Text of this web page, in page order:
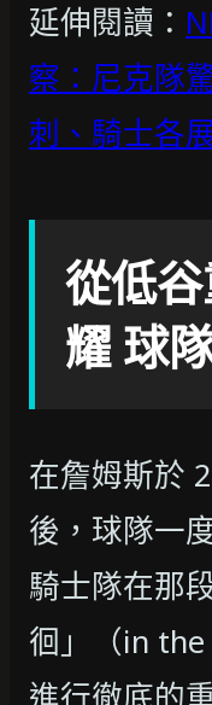
延伸閱讀：
察：尼克隊
刺、騎士各
從低
耀 球
在詹姆斯於
後，球隊一
騎士隊在那
徊」（in